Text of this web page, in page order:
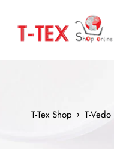
T-Tex Shop T-Vedo